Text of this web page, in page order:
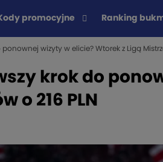
promocyjne Ranking
wizyty w elicie? Wtorek z Ligą
krok do
o 216 PLN